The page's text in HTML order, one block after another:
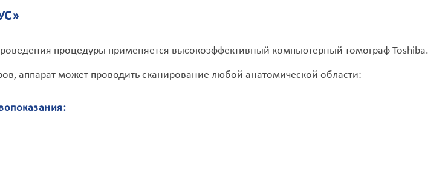
процедуры применяется высокоэффективный компьютерный томограф Toshiba.
аппарат может проводить сканирование любой анатомической области: